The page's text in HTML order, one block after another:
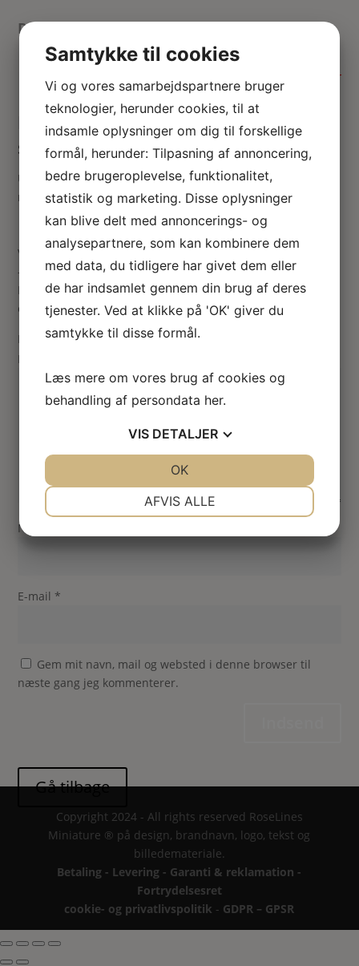
Dukkehus maleri i miniature 1:12
285.00
Ikke på lager
Miniature maleri med flod som bugter
sig gennem landskabet
Unikt håndmalet landskabs billede i miniature. Mål: 45 x 58
mm.
Vær den første til at anmelde “Landskabsmaleri – snoet flod
– unikt håndmalet”
Din e-mailadresse vil ikke blive publiceret. Krævede felter
er markeret med*
Din vurdering
Din anmeldelse
Navn
E-mail *
Gem mit navn, mail og websted i denne browser til
næste gang jeg kommenterer.
Copyright 2024 - All rights reserved RoseLines
Miniature ® på design, brandnavn, logo, tekst og
billedemateriale.
Betaling - Levering - Garanti & reklamation -
Fortrydelsesret
cookie- og privatlivspolitik - GDPR – GPSR
Samtykke til cookies
Vi og vores samarbejdspartnere bruger
teknologier, herunder cookies, til at
indsamle oplysninger om dig til forskellige
formål, herunder: Tilpasning af annoncering,
bedre brugeroplevelse, funktionalitet,
statistik og marketing. Disse oplysninger
kan blive delt med annoncerings- og
analysepartnere, som kan kombinere dem
med data, du tidligere har givet dem eller
de har indsamlet gennem din brug af deres
tjenester. Ved at klikke på 'OK' giver du
samtykke til disse formål.
Læs mere om vores brug af cookies og
behandling af persondata her.
VIS DETALJER
AFVIS ALLE
OK